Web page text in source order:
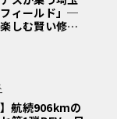
ィールド」─
しむ賢い修理
クス製オイル
航続906kmの